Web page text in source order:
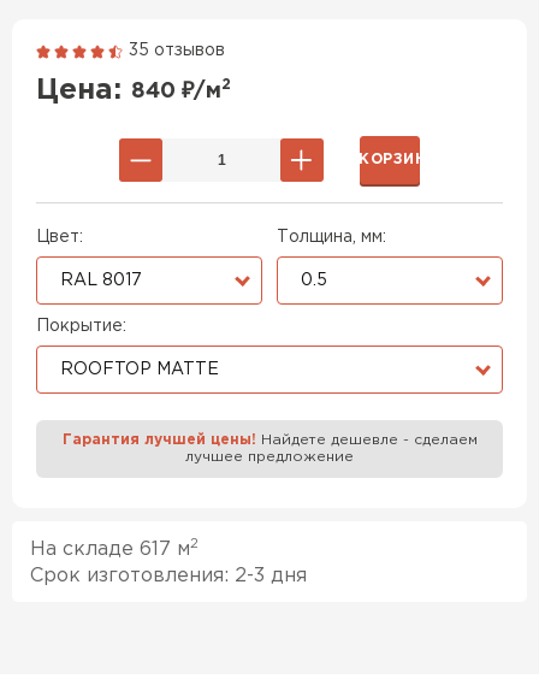
35 отзывов
Цена: 840 ₽/м2
Цвет:
RAL 8017
Толщина, мм:
0.5
Покрытие:
ROOFTOP MATTE
В КОРЗИНУ
Гарантия лучшей цены! Найдете дешевле - сделаем
лучшее предложение
На складе 617 м2
Срок изготовления: 2-3 дня